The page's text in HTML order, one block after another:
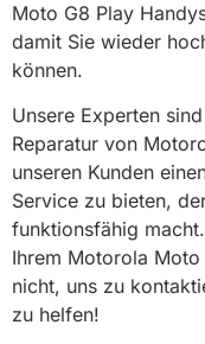
Moto G8 Play
damit Sie wieder
können.
Unsere Experten
Reparatur von
unseren Kunden
Service zu bieten,
funktionsfähig
Ihrem Motorola
nicht, uns zu
zu helfen!